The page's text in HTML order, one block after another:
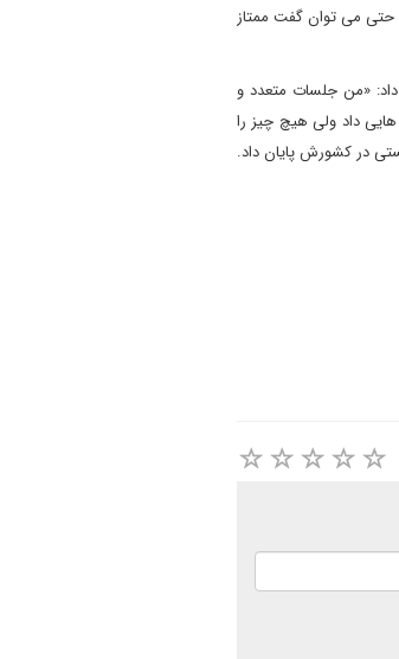
حتی می توان گفت ممتاز
داد: «من جلسات متعدد و
داد ولی هیچ چیز را
در کشورش پایان داد.